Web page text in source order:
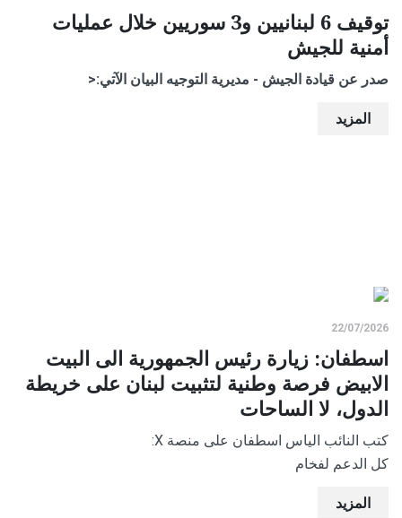
توقيف 6 لبنانيين و3 سوريين خلال عمليات
أمنية للجيش
صدر عن قيادة الجيش - مديرية التوجيه البيان الآتي:<
المزيد
22/07/2026
اسطفان: زيارة رئيس الجمهورية الى البيت
الابيض فرصة وطنية لتثبيت لبنان على خريطة
الدول، لا الساحات
كتب النائب الياس اسطفان على منصة X:
كل الدعم لفخام
المزيد